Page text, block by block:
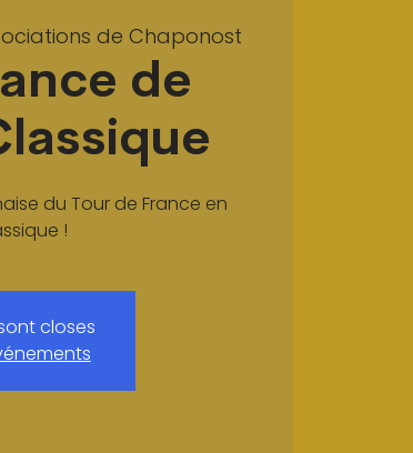
de Chaponost
de
du Tour de France en
!
closes